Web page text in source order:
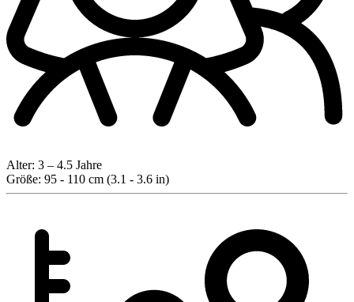
Alter: 3 – 4.5 Jahre
Größe: 95 - 110 cm (3.1 - 3.6 in)